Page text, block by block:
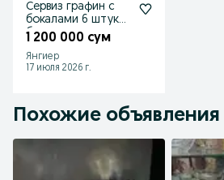
Сервиз графин с
бокалами 6 штук
богемское стекло
1 200 000 сум
Янгиер
17 июля 2026 г.
Похожие объявления